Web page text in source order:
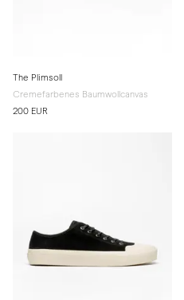
The Plimsoll
Cremefarbenes Baumwollcanvas
200 EUR